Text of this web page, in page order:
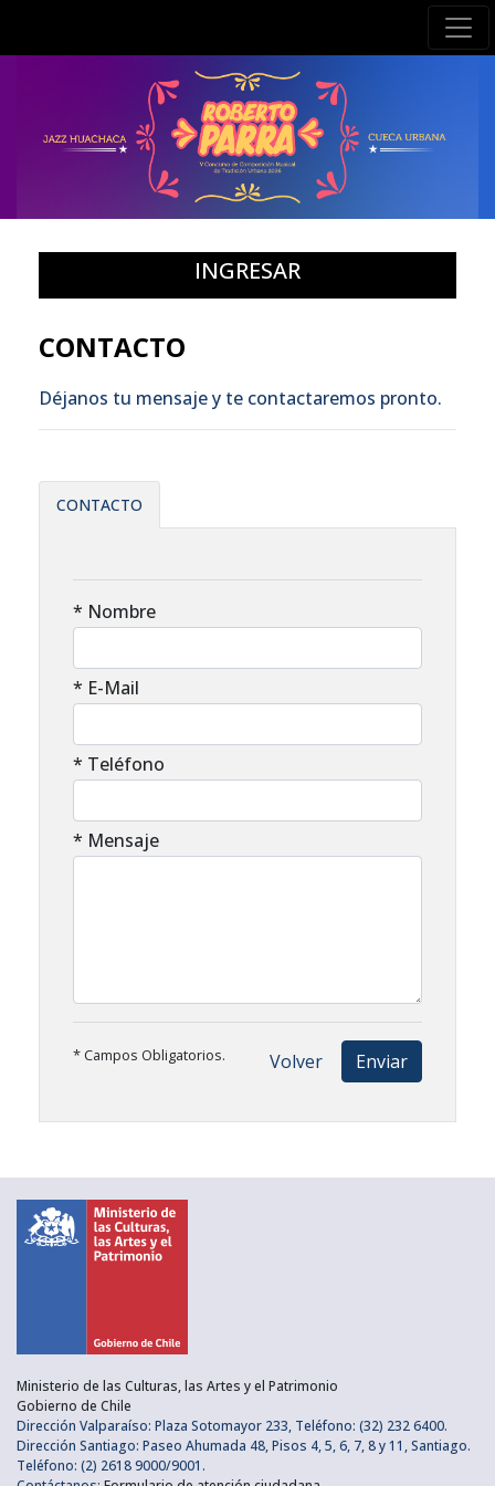
INGRESAR
CONTACTO
Déjanos tu mensaje y te contactaremos pronto.
CONTACTO
* Nombre
* E-Mail
* Teléfono
* Mensaje
* Campos Obligatorios. Volver Enviar
Ministerio de las Culturas, las Artes y el Patrimonio
Gobierno de Chile
Dirección Valparaíso: Plaza Sotomayor 233, Teléfono: (32) 232 6400.
Dirección Santiago: Paseo Ahumada 48, Pisos 4, 5, 6, 7, 8 y 11, Santiago.
Teléfono: (2) 2618 9000/9001.